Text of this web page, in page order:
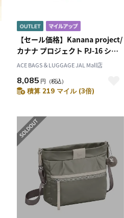
【セール価格】Kanana project/
カナナ プロジェクト PJ-16 ショ
ルダーバッグ 3L 280g 11901
ACE BAGS＆LUGGAGE JAL Mall店
8,085 円 （税込）
積算 219 マイル (3倍)